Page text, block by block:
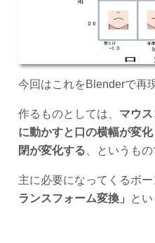
今回はこれをBlenderで再
作るものとしては、 マウ
に動かすと口の横幅が変
閉が変化する 、というもの
主に必要になってくるボ
ランスフォーム変換」
とい